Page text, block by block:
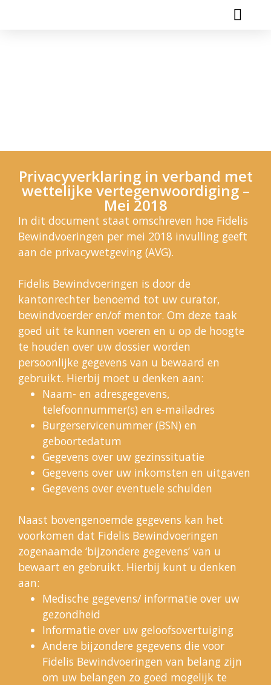
Privacyverklaring in verband met
wettelijke vertegenwoordiging –
Mei 2018
In dit document staat omschreven hoe Fidelis
Bewindvoeringen per mei 2018 invulling geeft
aan de privacywetgeving (AVG).
Fidelis Bewindvoeringen is door de
kantonrechter benoemd tot uw curator,
bewindvoerder en/of mentor. Om deze taak
goed uit te kunnen voeren en u op de hoogte
te houden over uw dossier worden
persoonlijke gegevens van u bewaard en
gebruikt. Hierbij moet u denken aan:
Naam- en adresgegevens,
telefoonnummer(s) en e-mailadres
Burgerservicenummer (BSN) en
geboortedatum
Gegevens over uw gezinssituatie
Gegevens over uw inkomsten en uitgaven
Gegevens over eventuele schulden
Naast bovengenoemde gegevens kan het
voorkomen dat Fidelis Bewindvoeringen
zogenaamde ‘bijzondere gegevens’ van u
bewaart en gebruikt. Hierbij kunt u denken
aan:
Medische gegevens/ informatie over uw
gezondheid
Informatie over uw geloofsovertuiging
Andere bijzondere gegevens die voor
Fidelis Bewindvoeringen van belang zijn
om uw belangen zo goed mogelijk te